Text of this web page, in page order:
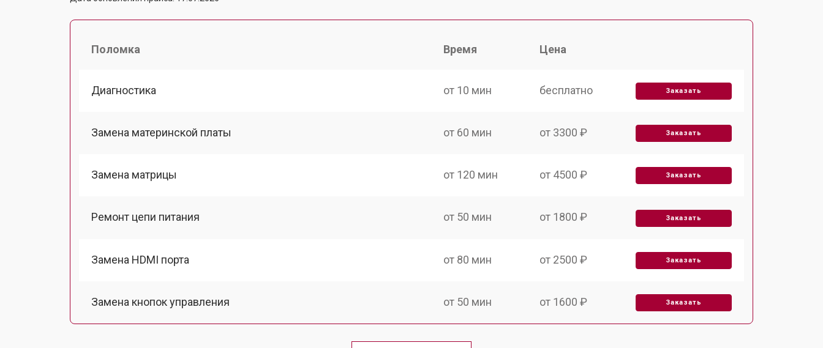
Поломка Время Цена
Диагностика от 10 мин бесплатно Заказать
Замена материнской платы от 60 мин от 3300 ₽ Заказать
Замена матрицы от 120 мин от 4500 ₽ Заказать
Ремонт цепи питания от 50 мин от 1800 ₽ Заказать
Замена HDMI порта от 80 мин от 2500 ₽ Заказать
Замена кнопок управления от 50 мин от 1600 ₽ Заказать
от 80 мин